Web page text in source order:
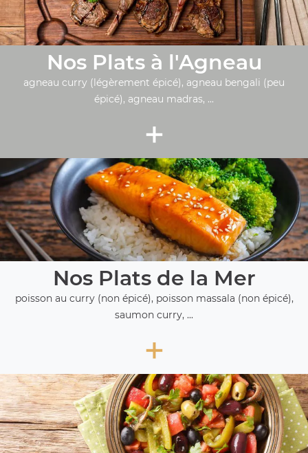
Nos Plats à l'Agneau
agneau curry (légèrement épicé), agneau bengali (peu
épicé), agneau madras, ...
+
Nos Plats de la Mer
poisson au curry (non épicé), poisson massala (non épicé),
saumon curry, ...
+